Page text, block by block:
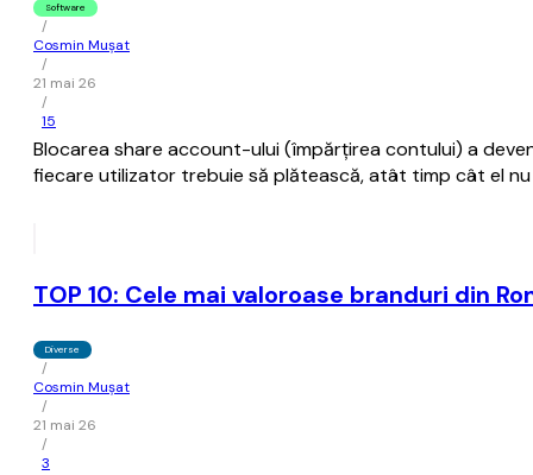
Software
/
Cosmin Mușat
/
21 mai 26
/
15
Blocarea share account-ului (împărţirea contului) a
fiecare utilizator trebuie să plătească, atât timp cât el
TOP 10: Cele mai valoroase branduri din
Diverse
/
Cosmin Mușat
/
21 mai 26
/
3